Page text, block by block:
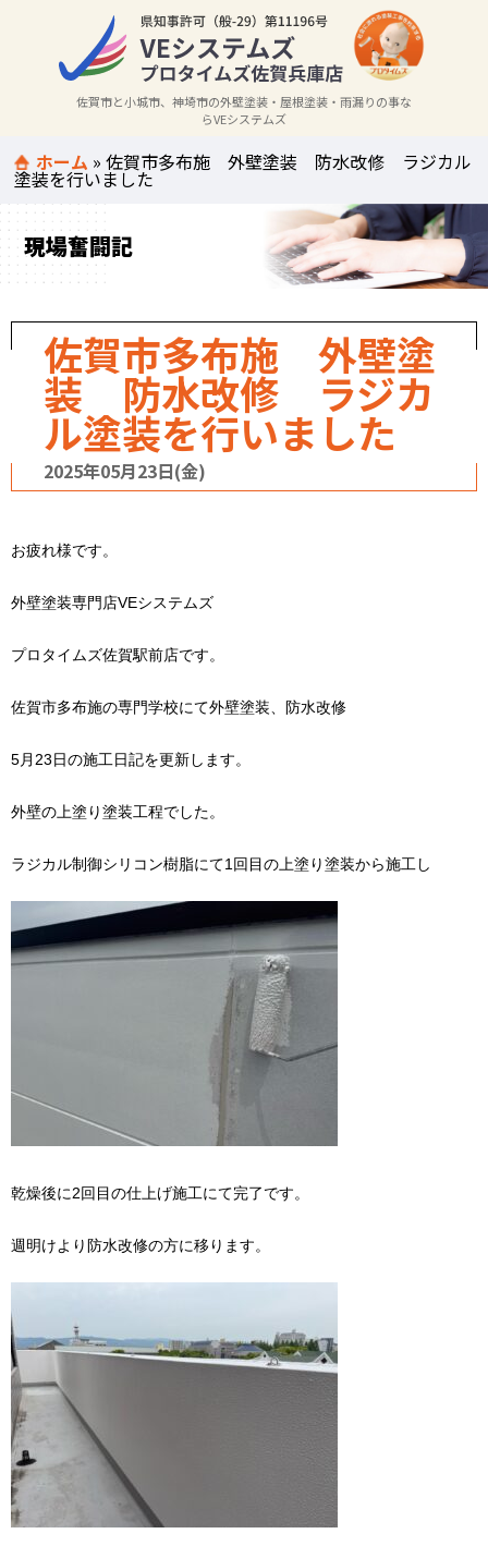
佐賀市と小城市、神埼市の外壁塗装・屋根塗装・雨漏りの事な
らVEシステムズ
ホーム »佐賀市多布施 外壁塗装 防水改修 ラジカル
塗装を行いました
現場奮闘記
佐賀市多布施 外壁塗
装 防水改修 ラジカ
ル塗装を行いました
2025年05月23日(金)
お疲れ様です。
外壁塗装専門店VEシステムズ
プロタイムズ佐賀駅前店です。
佐賀市多布施の専門学校にて外壁塗装、防水改修
5月23日の施工日記を更新します。
外壁の上塗り塗装工程でした。
ラジカル制御シリコン樹脂にて1回目の上塗り塗装から施工し
乾燥後に2回目の仕上げ施工にて完了です。
週明けより防水改修の方に移ります。